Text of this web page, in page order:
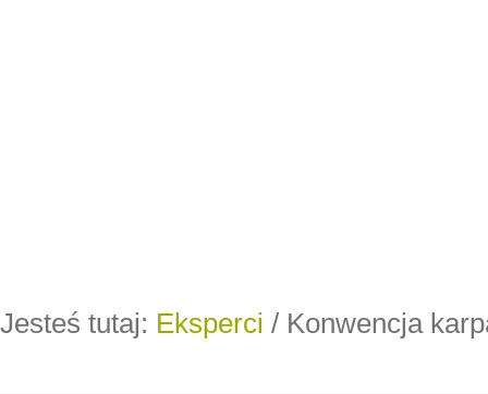
Jesteś tutaj: Eksperci / Konwencja